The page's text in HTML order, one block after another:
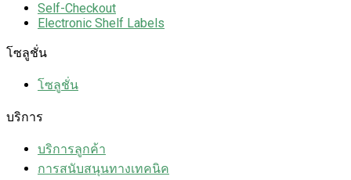
Self-Checkout
Electronic Shelf Labels
โซลูชั่น
โซลูชั่น
บริการ
บริการลูกค้า
การสนับสนุนทางเทคนิค